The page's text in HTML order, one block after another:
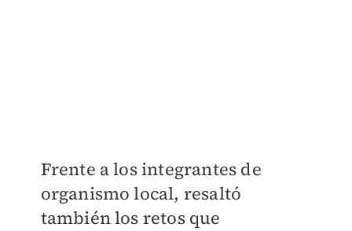
Frente a los integrantes de
organismo local, resaltó
también los retos que